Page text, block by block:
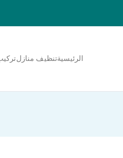
الرئيسيةتنظيف منازل